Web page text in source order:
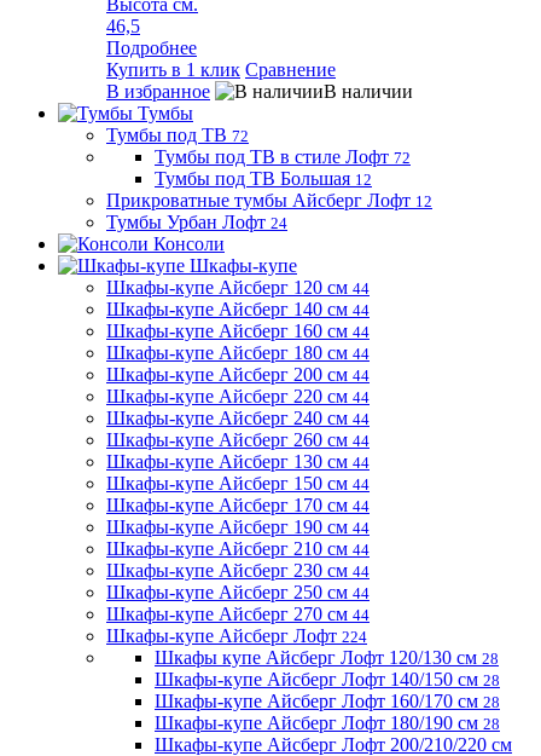
Высота см.
46,5
Подробнее
Купить в 1 клик Сравнение
В избранное
В наличии
Тумбы
Тумбы под ТВ 72
Тумбы под ТВ в стиле Лофт 72
Тумбы под ТВ Большая 12
Прикроватные тумбы Айсберг Лофт 12
Тумбы Урбан Лофт 24
Консоли
Шкафы-купе
Шкафы-купе Айсберг 120 см 44
Шкафы-купе Айсберг 140 см 44
Шкафы-купе Айсберг 160 см 44
Шкафы-купе Айсберг 180 см 44
Шкафы-купе Айсберг 200 см 44
Шкафы-купе Айсберг 220 см 44
Шкафы-купе Айсберг 240 см 44
Шкафы-купе Айсберг 260 см 44
Шкафы-купе Айсберг 130 см 44
Шкафы-купе Айсберг 150 см 44
Шкафы-купе Айсберг 170 см 44
Шкафы-купе Айсберг 190 см 44
Шкафы-купе Айсберг 210 см 44
Шкафы-купе Айсберг 230 см 44
Шкафы-купе Айсберг 250 см 44
Шкафы-купе Айсберг 270 см 44
Шкафы-купе Айсберг Лофт 224
Шкафы купе Айсберг Лофт 120/130 см 28
Шкафы-купе Айсберг Лофт 140/150 см 28
Шкафы-купе Айсберг Лофт 160/170 см 28
Шкафы-купе Айсберг Лофт 180/190 см 28
Шкафы-купе Айсберг Лофт 200/210/220 см